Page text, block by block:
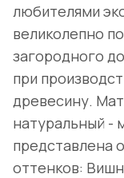
любителями
великолепно
загородного
при
древесину.
натуральный -
представлена
оттенков: